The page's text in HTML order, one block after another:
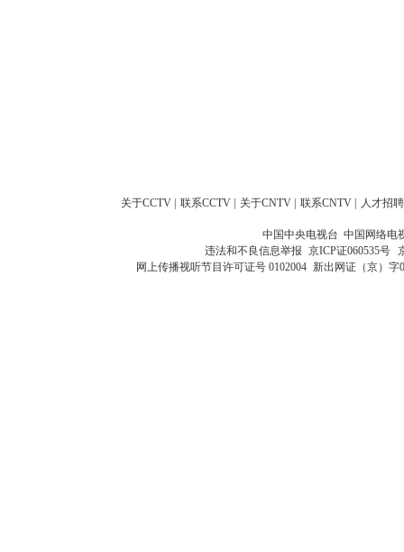
关于CCTV 联系CCTV 关于CNTV 联系CNTV 人才招聘
中国中央电视台 中国网络电
违法和不良信息举报 京ICP证060535号
网上传播视听节目许可证号 0102004 新出网证（京）